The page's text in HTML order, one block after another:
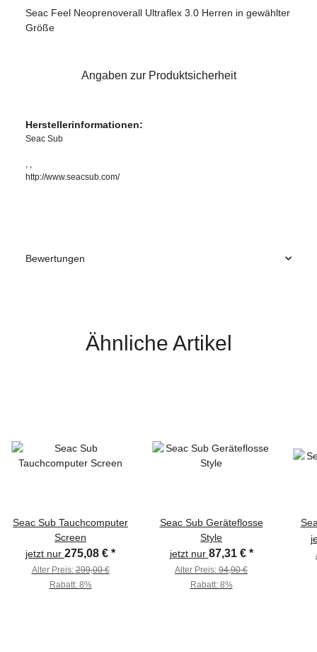
Seac Feel Neoprenoverall Ultraflex 3.0 Herren in gewählter
Größe
Angaben zur Produktsicherheit
Herstellerinformationen:
Seac Sub
http://www.seacsub.com/
Bewertungen
Ähnliche Artikel
Seac Sub Tauchcomputer
Screen
jetzt nur 275,08 € *
Alter Preis:299,00 €
Rabatt: 8%
Seac Sub Geräteflosse
Style
jetzt nur 87,31 € *
Alter Preis: 94,90 €
Rabatt: 8%